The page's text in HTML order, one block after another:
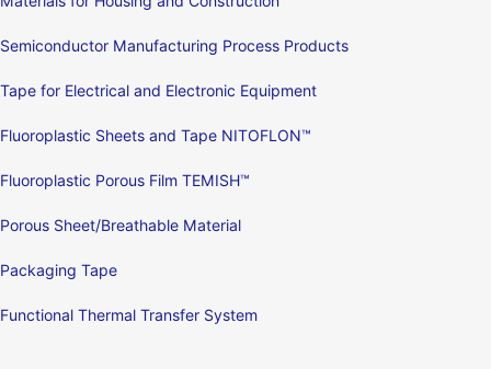
Semiconductor Manufacturing Process Products
Tape for Electrical and Electronic Equipment
Fluoroplastic Sheets and Tape NITOFLON™
Fluoroplastic Porous Film TEMISH™
Porous Sheet/Breathable Material
Packaging Tape
Functional Thermal Transfer System